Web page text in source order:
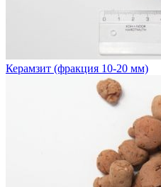
Керамзит (фракция 10-20 мм)